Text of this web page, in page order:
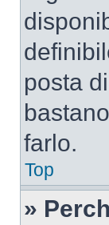
posta
farlo.
Top
»